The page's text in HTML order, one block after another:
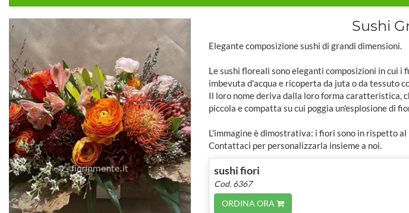
Sushi
Elegante composizione sushi di grandi dimensioni.
Le sushi floreali sono eleganti composizioni in cui i
imbevuta d'acqua e ricoperta da juta o da tessuto
Il loro nome deriva dalla loro forma caratteristica,
piccola e compatta su cui poggia un'esplosione di
L'immagine è dimostrativa: i fiori sono in rispetto
Contattaci per personalizzarla insieme a noi.
sushi fiori
Cod. 6367
ORDINA ORA